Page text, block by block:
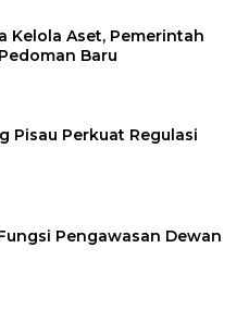
Kelola Aset, Pemerintah
Baru
Pisau Perkuat Regulasi
Pengawasan Dewan